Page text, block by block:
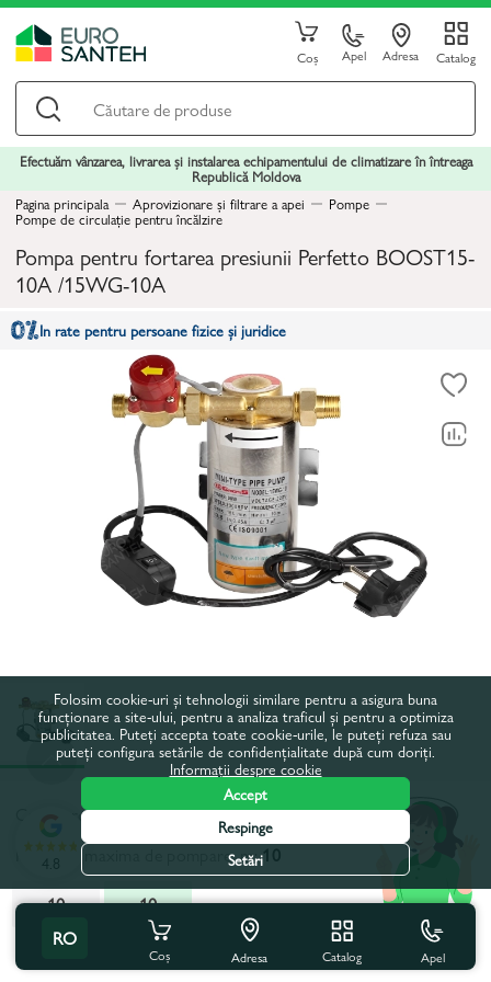
Coș Apel Adresa Catalog
Efectuăm vânzarea, livrarea și instalarea echipamentului de climatizare în întreaga
Republică Moldova
Pagina principala
Aprovizionare și filtrare a apei Pompe
Pompe de circulație pentru încălzire
Pompa pentru fortarea presiunii Perfetto BOOST15-
10A /15WG-10A
In rate pentru persoane fizice și juridice
Codul produsului:53-691
Inaltimea maxima de pompare, m:10
10
10
Toate caracteristicile
RO
Coș Adresa Catalog Apel
4.8
Folosim cookie-uri și tehnologii similare pentru a asigura buna
funcționare a site-ului, pentru a analiza traficul și pentru a optimiza
publicitatea. Puteți accepta toate cookie-urile, le puteți refuza sau
puteți configura setările de confidențialitate după cum doriți.
Informații despre cookie
Accept
Respinge
Setări